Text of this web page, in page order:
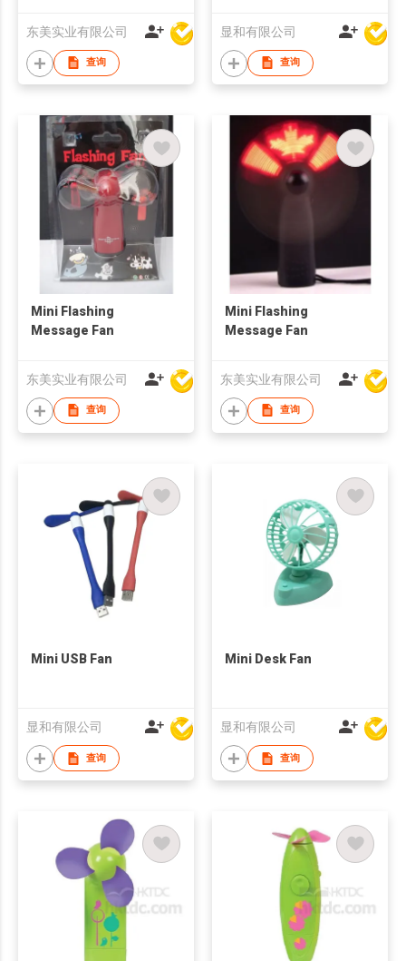
东美实业有限公司
查询
显和有限公司
查询
Mini Flashing
Message Fan
东美实业有限公司
查询
Mini Flashing
Message Fan
东美实业有限公司
查询
Mini USB Fan
显和有限公司
查询
Mini Desk Fan
显和有限公司
查询